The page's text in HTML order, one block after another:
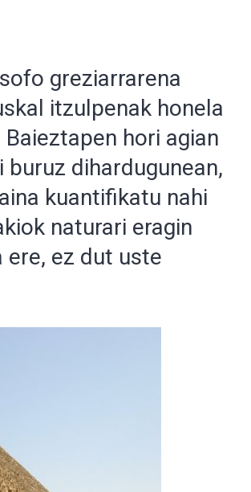
greziarrarena
itzulpenak honela
hori agian
buruz dihardugunean,
kuantifikatu nahi
naturari eragin
ere, ez dut uste